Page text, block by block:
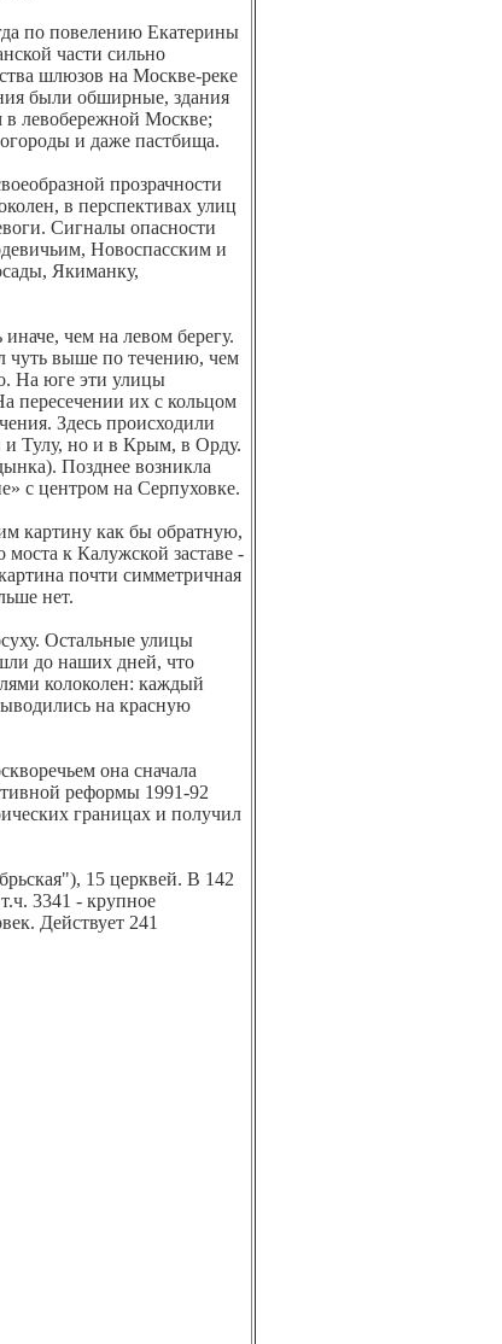
по повелению Екатерины
части сильно
шлюзов на Москве-реке
были обширные, здания
левобережной Москве;
и даже пастбища.
прозрачности
в перспективах улиц
Сигналы опасности
Новоспасским и
Якиманку,
чем на левом берегу.
чуть выше по течению, чем
На юге эти улицы
пересечении их с кольцом
Здесь происходили
и Тулу, но и в Крым, в Орду.
Позднее возникла
с центром на Серпуховке.
картину как бы обратную,
моста к Калужской заставе -
почти симметричная
нет.
Остальные улицы
до наших дней, что
колоколен: каждый
на красную
она сначала
реформы 1991-92
границах и получил
15 церквей. В 142
3341 - крупное
Действует 241